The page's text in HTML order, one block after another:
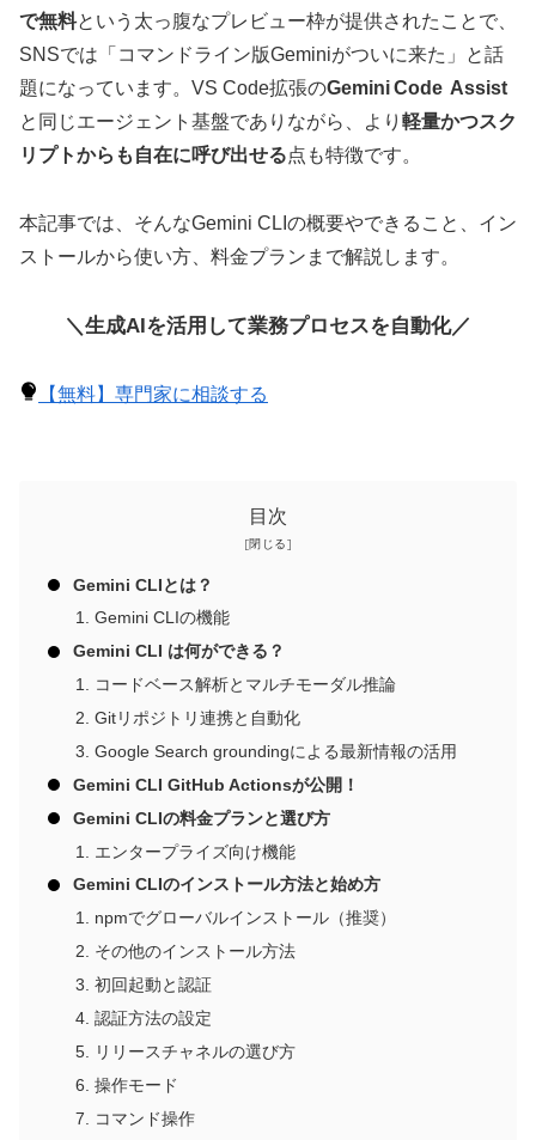
で無料という太っ腹なプレビュー枠が提供されたことで、
SNSでは「コマンドライン版Geminiがついに来た」と話
題になっています。VS Code拡張のGemini Code Assist
と同じエージェント基盤でありながら、より 軽量かつスク
リプトからも自在に呼び出せる点も特徴です。
本記事では、そんなGemini CLIの概要やできること、イン
ストールから使い方、料金プランまで解説します。
＼生成AIを活用して業務プロセスを自動化／
【無料】専門家に相談する
目次
Gemini CLIとは？
Gemini CLIの機能
Gemini CLI は何ができる？
コードベース解析とマルチモーダル推論
Gitリポジトリ連携と自動化
Google Search groundingによる最新情報の活用
Gemini CLI GitHub Actionsが公開！
Gemini CLIの料金プランと選び方
エンタープライズ向け機能
Gemini CLIのインストール方法と始め方
npmでグローバルインストール（推奨）
その他のインストール方法
初回起動と認証
認証方法の設定
リリースチャネルの選び方
操作モード
コマンド操作